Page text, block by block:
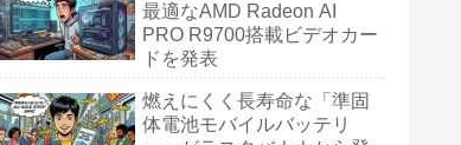
最適なAMD Radeon AI
PRO R9700搭載ビデオカー
ドを発表
燃えにくく長寿命な「準固
体電池モバイルバッテリ